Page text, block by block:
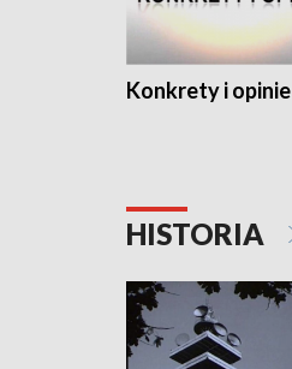
Konkrety i opinie
HISTORIA